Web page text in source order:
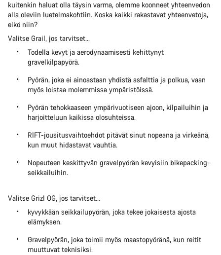
kuitenkin haluat olla täysin varma, olemme koonneet yhteenvedon
alla oleviin luetelmakohtiin. Koska kaikki rakastavat yhteenvetoja,
eikö niin?
Valitse Grail, jos tarvitset...
Todella kevyt ja aerodynaamisesti kehittynyt
gravelkilpapyörä.
Pyörän, joka ei ainoastaan yhdistä asfalttia ja polkua, vaan
myös loistaa molemmissa ympäristöissä.
Pyörän tehokkaaseen ympärivuotiseen ajoon, kilpailuihin ja
harjoitteluun kaikissa olosuhteissa.
RIFT-jousitusvaihtoehdot pitävät sinut nopeana ja virkeänä,
kun muut hidastavat vauhtia.
Nopeuteen keskittyvän gravelpyörän kevyisiin bikepacking-
seikkailuihin.
Valitse Grizl OG, jos tarvitset...
kyvykkään seikkailupyörän, joka tekee jokaisesta ajosta
elämyksen.
Gravelpyörän, joka toimii myös maastopyöränä, kun reitit
muuttuvat teknisiksi.